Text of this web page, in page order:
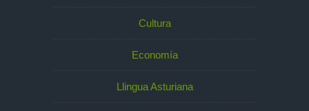
Cultura
Economía
Llingua Asturiana